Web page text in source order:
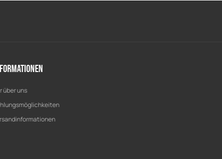
über uns